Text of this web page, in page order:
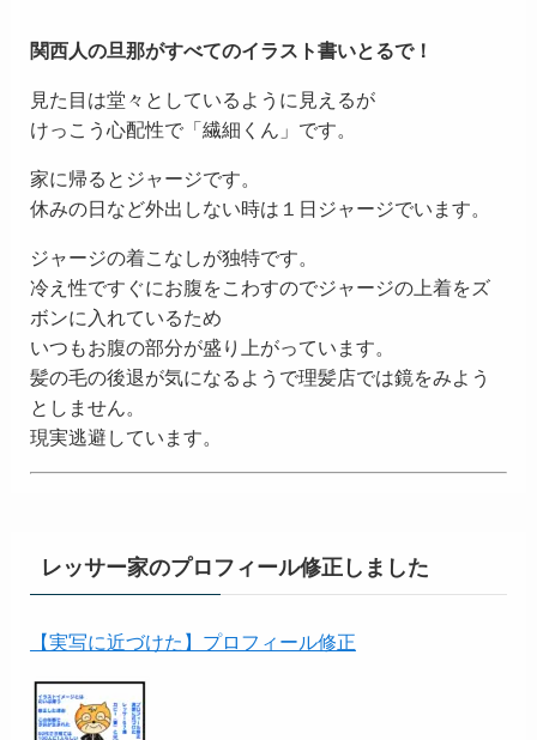
関西人の旦那がすべてのイラスト書いとるで！
見た目は堂々としているように見えるが
けっこう心配性で「繊細くん」です。
家に帰るとジャージです。
休みの日など外出しない時は１日ジャージでいます。
ジャージの着こなしが独特です。
冷え性ですぐにお腹をこわすのでジャージの上着をズ
ボンに入れているため
いつもお腹の部分が盛り上がっています。
髪の毛の後退が気になるようで理髪店では鏡をみよう
としません。
現実逃避しています。
レッサー家のプロフィール修正しました
【実写に近づけた】プロフィール修正